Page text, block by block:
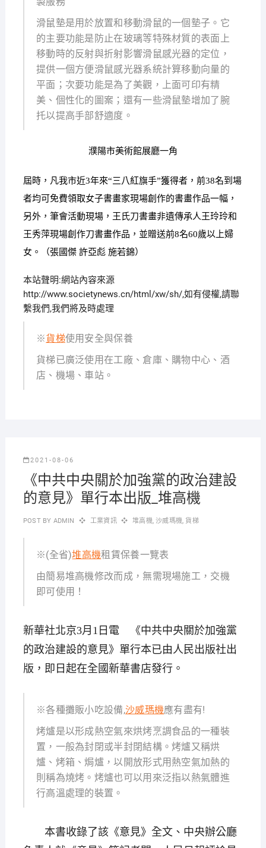
滑鼠墊是用於放置和移動滑鼠的一個墊子。它
的主要功能是防止在玻璃等特殊材質的表面上
移動時的反射與折射影響滑鼠感光器的定位，
提供一個方便滑鼠感光器系統計算移動向量的
平面；次要功能是為了美觀，上面可印有精
美、個性化的圖案；還有一些滑鼠墊增加了腕
托以提高手部舒適度。
濮陽市美術館展廳一角
屆時，凡我市近3年來“三八紅旗手”獲得者，前38名到場
者均可免費領取女子書畫家現場創作的書畫作品一幅，
另外，筆會活動現場，王氏刀書畫非遺傳承人王玲玲和
王秀萍現場創作刀書畫作品，並贈送前8名60歲以上婦
女。（張國傑 許亞彪 施若錦）
本站聲明:網站內容來源
http://www.societynews.cn/html/xw/sh/,如有侵權,請聯
繫我們,我們將及時處理
※貨梯使用安全與保養
貨梯已廣泛使用在工廠、倉庫、購物中心、酒
店、機場、車站。
2021-08-06
《中共中央關於加強黨的政治建設
的意見》單行本出版_堆高機
POST BY ADMIN 工業資訊 堆高機,沙威瑪機,貨梯
※(全省)堆高機租賃保養一覽表
由簡易堆高機修改而成，無需現場施工，交機
即可使用！
新華社北京3月1日電 《中共中央關於加強黨
的政治建設的意見》單行本已由人民出版社出
版，即日起在全國新華書店發行。
※各種攤販小吃設備,沙威瑪機應有盡有!
烤爐是以形成熱空氣來烘烤烹調食品的一種裝
置，一般為封閉或半封閉結構。烤爐又稱烘
爐、烤箱、焗爐，以開放形式用熱空氣加熱的
則稱為燒烤。烤爐也可以用來泛指以熱氣體進
行高溫處理的裝置。
本書收錄了該《意見》全文、中央辦公廳